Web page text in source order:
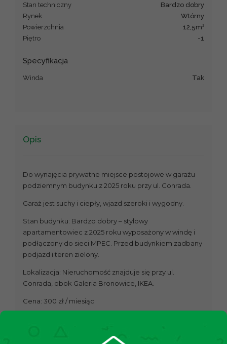
Stan techniczny
Bardzo dobry
Rynek
Wtórny
Powierzchnia
12,5m 2
Piętro -1
Specyfikacja
Winda Tak
Opis
Do wynajęcia prywatne miejsce postojowe w garażu
podziemnym budynku z 2025 roku przy ul. Conrada.
Garaż jest suchy i ciepły, wjazd szeroki i wygodny.
Stan budynku: Bardzo dobry – stylowy
apartamentowiec z 2025 roku wyposażony w windę i
podłączony do sieci MPEC. Przed budynkiem zadbany
podjazd i teren zielony.
Lokalizacja: Nieruchomość znajduje się przy ul.
Conrada, obok Galeria Bronowice, IKEA.
Cena: 300 zł / miesiąc
nieruchomości konieczne jest podpisanie